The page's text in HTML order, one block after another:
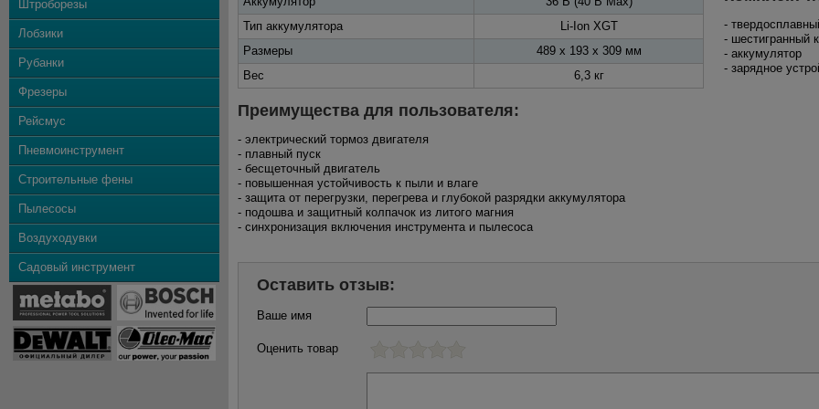
Штроборезы
Лобзики
Рубанки
Фрезеры
Рейсмус
Пневмоинструмент
Строительные фены
Пылесосы
Воздуходувки
Садовый инструмент
Тип аккумулятора
Li-Ion XGT
Размеры
489 x 193 x 309 мм
Вес
6,3 кг
-
- шестигранный
- аккумулятор
- зарядное
Преимущества для пользователя:
- электрический тормоз двигателя
- плавный пуск
- бесщеточный двигатель
- повышенная устойчивость к пыли и влаге
- защита от перегрузки, перегрева и глубокой разрядки аккумулятора
- подошва и защитный колпачок из литого магния
- синхронизация включения инструмента и пылесоса
Оставить отзыв:
Ваше имя
Оценить товар